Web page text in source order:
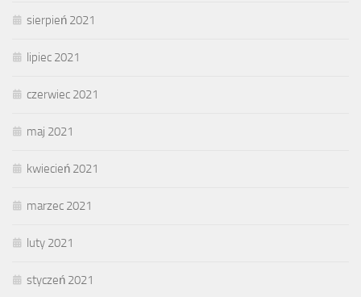
sierpień 2021
lipiec 2021
czerwiec 2021
maj 2021
kwiecień 2021
marzec 2021
luty 2021
styczeń 2021